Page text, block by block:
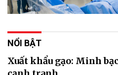
NỔI BẬT
Xuất khẩu gạo: Minh